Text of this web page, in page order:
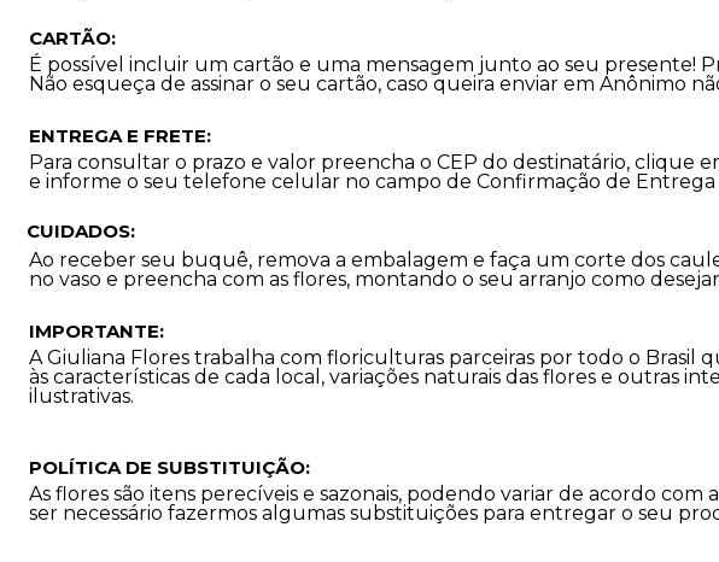
CARTÃO:
É possível incluir um cartão e uma mensagem junto ao seu presente!
Não esqueça de assinar o seu cartão, caso queira enviar em Anônimo
ENTREGA E FRETE:
Para consultar o prazo e valor preencha o CEP do destinatário, clique
e informe o seu telefone celular no campo de Confirmação de
CUIDADOS:
Ao receber seu buquê, remova a embalagem e faça um corte dos
no vaso e preencha com as flores, montando o seu arranjo como
IMPORTANTE:
A Giuliana Flores trabalha com floriculturas parceiras por todo o Brasil
às características de cada local, variações naturais das flores e outras
ilustrativas.
POLÍTICA DE SUBSTITUIÇÃO:
As flores são itens perecíveis e sazonais, podendo variar de acordo
ser necessário fazermos algumas substituições para entregar o seu